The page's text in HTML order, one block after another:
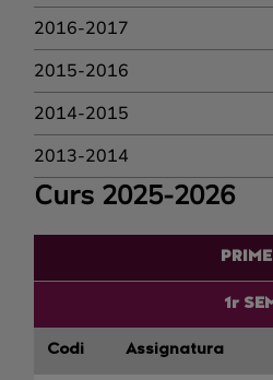
2016-2017
2015-2016
2014-2015
2013-2014
Curs 2025-2026
1r
Codi Assignatura